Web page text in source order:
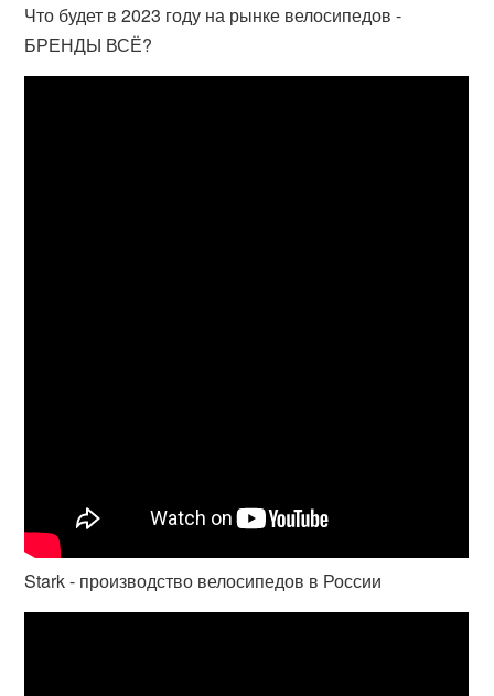
Что будет в 2023 году на рынке велосипедов -
БРЕНДЫ ВСЁ?
Stark - производство велосипедов в России